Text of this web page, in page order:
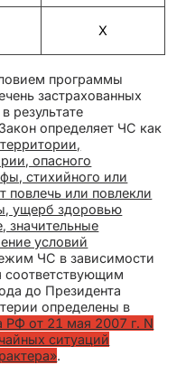
Х
программы
застрахованных
результате
определяет ЧС как
опасного
стихийного или
повлечь или повлекли
ущерб здоровью
условий
ЧС в зависимости
соответствующим
до Президента
определены в
РФ от 21 мая 2007 г. N
ситуаций
.